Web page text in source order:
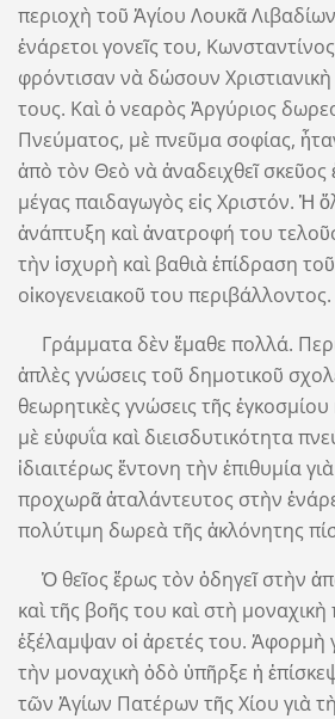
περιοχὴ τοῦ Ἁγίου Λουκᾶ
ἐνάρετοι γονεῖς του,
φρόντισαν νὰ δώσουν
τους. Καὶ ὁ νεαρὸς Ἀργύριος
Πνεύματος, μὲ πνεῦμα σοφίας,
ἀπὸ τὸν Θεὸ νὰ ἀναδειχθεῖ σκεῦος
μέγας παιδαγωγὸς εἰς Χριστόν. Ἡ
ἀνάπτυξη καὶ ἀνατροφή του
τὴν ἰσχυρὴ καὶ βαθιὰ ἐπίδραση
οἰκογενειακοῦ του περιβάλλοντος.
Γράμματα δὲν ἔμαθε πολλά.
ἁπλὲς γνώσεις τοῦ δημοτικοῦ
θεωρητικὲς γνώσεις τῆς
μὲ εὐφυΐα καὶ διεισδυτικότητα
ἰδιαιτέρως ἔντονη τὴν ἐπιθυμία
προχωρᾶ ἀταλάντευτος στὴν
πολύτιμη δωρεὰ τῆς ἀκλόνητης
Ὁ θεῖος ἔρως τὸν ὁδηγεῖ στὴν
καὶ τῆς βοῆς του καὶ στὴ
ἐξέλαμψαν οἱ ἀρετές του. Ἀφορμὴ
τὴν μοναχικὴ ὁδὸ ὑπῆρξε ἡ
τῶν Ἁγίων Πατέρων τῆς Χίου γιὰ